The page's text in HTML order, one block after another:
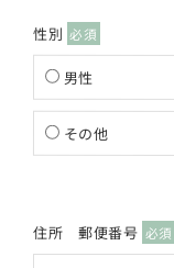
性別 必須
男性
その他
住所 郵便番号 必須